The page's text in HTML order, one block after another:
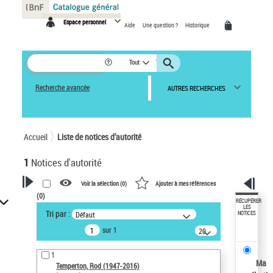
Espace personnel Aide Une question ? Historique
Tout
Recherche avancée AUTRES RECHERCHES
Accueil Liste de notices d’autorité
1 Notices d'autorité
VOTRE RECHERCHE
Recherche avancée dans les
notices d’autorité
Œuvres liées à l'auteur :
Temperton, Rod (1947-2016)
Voir la sélection (0) Ajouter à mes références
(0)
Tri par : Défaut
sur 1
20
résultats/page
1
Temperton, Rod (1947-2016)
RÉCUPÉRER
LES
NOTICES
Ma
Panneau de gestion des cookies